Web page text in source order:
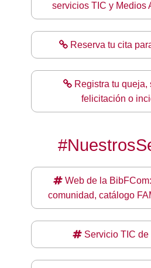
servicios TIC y Medios
Reserva tu cita
Registra tu queja,
felicitación o
Web de la
comunidad, catálogo
Servicio TIC de